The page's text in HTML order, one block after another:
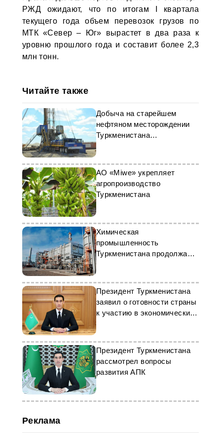
РЖД ожидают, что по итогам I квартала
текущего года объем перевозок грузов по
МТК «Север – Юг» вырастет в два раза к
уровню прошлого года и составит более 2,3
млн тонн.
Читайте также
Добыча на старейшем
нефтяном месторождении
Туркменистана
увеличивается
АО «Miwe» укрепляет
агропроизводство
Туркменистана
Химическая
промышленность
Туркменистана продолжает
расширять производство
Президент Туркменистана
заявил о готовности страны
к участию в экономических
проектах ШОС
Президент Туркменистана
рассмотрел вопросы
развития АПК
Реклама